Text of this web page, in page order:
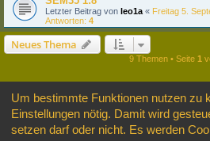
Letzter Beitrag von leo1a « Freitag 5.
Antworten: 4
Neues Thema
9 Themen • Seite 1
BERECHTIGUNGEN IN DIESEM FORUM
Du darfst keine neuen Themen in diesem Forum
Um bestimmte Funktionen nutzen zu
Einstellungen nötig. Damit wird
setzen darf oder nicht. Es werden